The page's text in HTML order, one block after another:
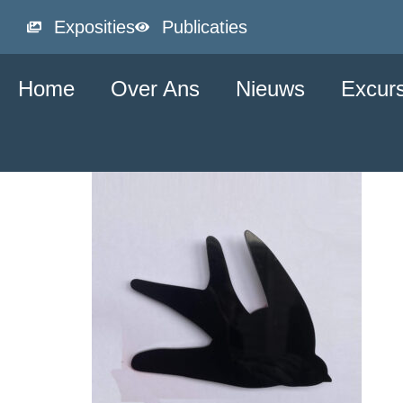
Exposities Publicaties
Home Over Ans Nieuws